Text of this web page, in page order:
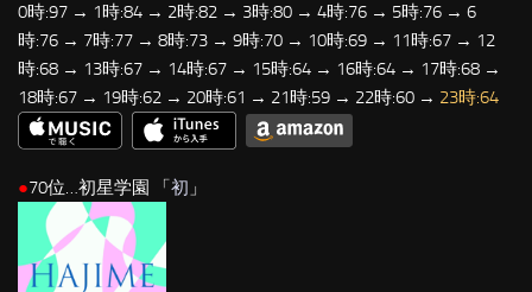
0時:97 → 1時:84 → 2時:82 → 3時:80 → 4時:76 → 5時:76 → 6
時:76 → 7時:77 → 8時:73 → 9時:70 → 10時:69 → 11時:67 → 12
時:68 → 13時:67 → 14時:67 → 15時:64 → 16時:64 → 17時:68 →
18時:67 → 19時:62 → 20時:61 → 21時:59 → 22時:60 → 23時:64
●70位…初星学園 「 初 」